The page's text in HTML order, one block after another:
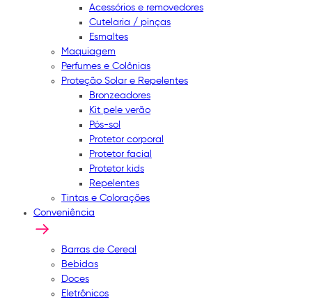
Acessórios e removedores
Cutelaria / pinças
Esmaltes
Maquiagem
Perfumes e Colônias
Proteção Solar e Repelentes
Bronzeadores
Kit pele verão
Pós-sol
Protetor corporal
Protetor facial
Protetor kids
Repelentes
Tintas e Colorações
Conveniência
Barras de Cereal
Bebidas
Doces
Eletrônicos